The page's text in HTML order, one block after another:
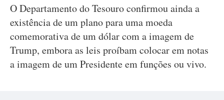
O Departamento do Tesouro confirmou ainda a
existência de um plano para uma moeda
comemorativa de um dólar com a imagem de
Trump, embora as leis proíbam colocar em notas
a imagem de um Presidente em funções ou vivo.